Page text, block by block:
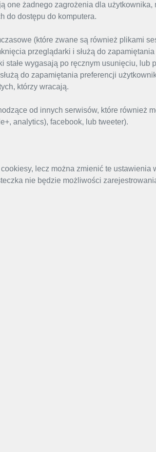
one żadnego zagrożenia dla
do dostępu do komputera.
(które zwane są również plikami
przeglądarki i służą do
wygasają po ręcznym usunięciu, lub
do zapamiętania preferencji
którzy wracają.
od innych serwisów, które również
analytics), facebook, lub tweeter).
lecz można zmienić te ustawienia
nie będzie możliwości